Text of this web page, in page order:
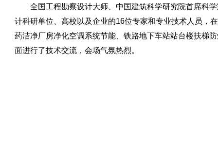
全国工程勘察设计大师、中国建筑科学研究院首席科
计科研单位、高校以及企业的16位专家和专业技术人员，
药洁净厂房净化空调系统节能、铁路地下车站站台楼扶梯
面进行了技术交流，会场气氛热烈。